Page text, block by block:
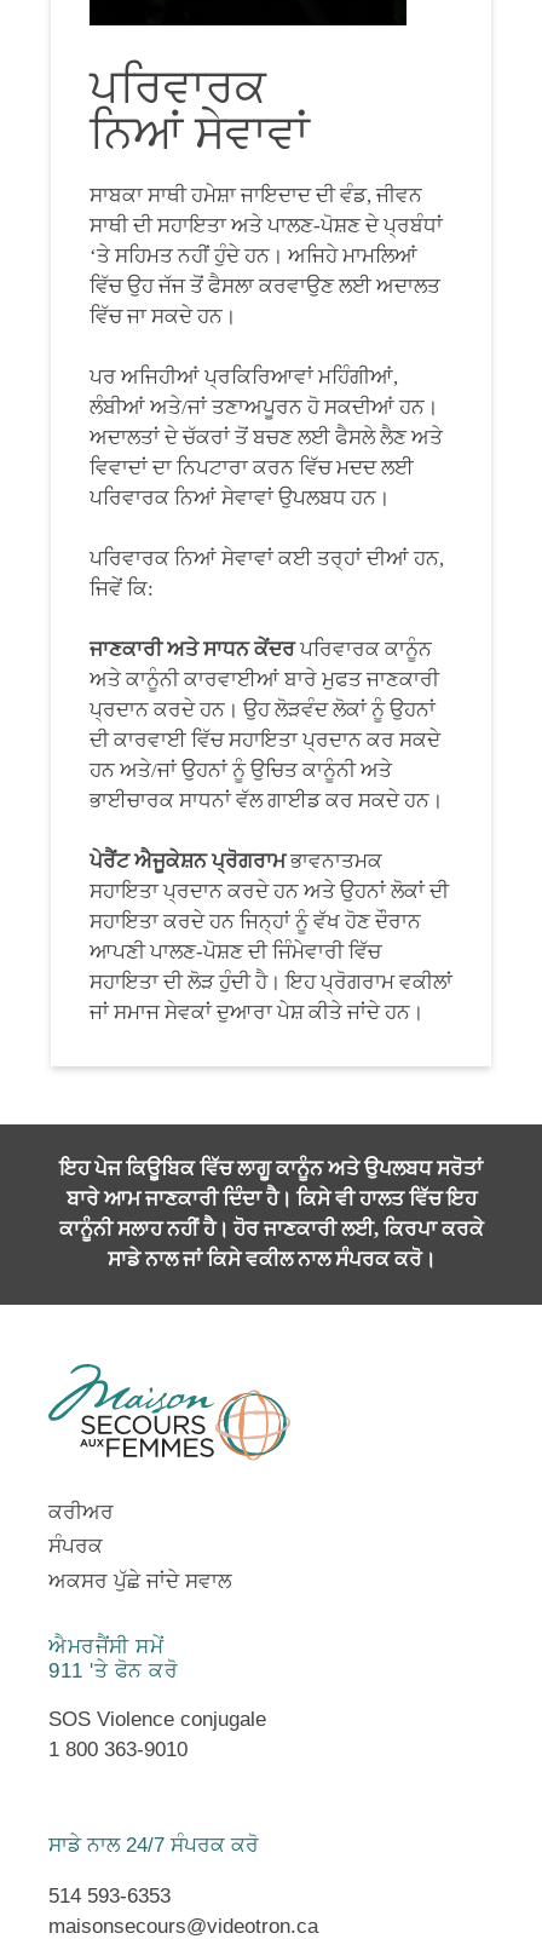
ਪਰਿਵਾਰਕ
ਨਿਆਂ ਸੇਵਾਵਾਂ
ਸਾਬਕਾ ਸਾਥੀ ਹਮੇਸ਼ਾ ਜਾਇਦਾਦ ਦੀ ਵੰਡ, ਜੀਵਨ
ਸਾਥੀ ਦੀ ਸਹਾਇਤਾ ਅਤੇ ਪਾਲਣ-ਪੋਸ਼ਣ ਦੇ ਪ੍ਰਬੰਧਾਂ
‘ਤੇ ਸਹਿਮਤ ਨਹੀਂ ਹੁੰਦੇ ਹਨ। ਅਜਿਹੇ ਮਾਮਲਿਆਂ
ਵਿੱਚ ਉਹ ਜੱਜ ਤੋਂ ਫੈਸਲਾ ਕਰਵਾਉਣ ਲਈ ਅਦਾਲਤ
ਵਿੱਚ ਜਾ ਸਕਦੇ ਹਨ।
ਪਰ ਅਜਿਹੀਆਂ ਪ੍ਰਕਿਰਿਆਵਾਂ ਮਹਿੰਗੀਆਂ,
ਲੰਬੀਆਂ ਅਤੇ/ਜਾਂ ਤਣਾਅਪੂਰਨ ਹੋ ਸਕਦੀਆਂ ਹਨ।
ਅਦਾਲਤਾਂ ਦੇ ਚੱਕਰਾਂ ਤੋਂ ਬਚਣ ਲਈ ਫੈਸਲੇ ਲੈਣ ਅਤੇ
ਵਿਵਾਦਾਂ ਦਾ ਨਿਪਟਾਰਾ ਕਰਨ ਵਿੱਚ ਮਦਦ ਲਈ
ਪਰਿਵਾਰਕ ਨਿਆਂ ਸੇਵਾਵਾਂ ਉਪਲਬਧ ਹਨ।
ਪਰਿਵਾਰਕ ਨਿਆਂ ਸੇਵਾਵਾਂ ਕਈ ਤਰ੍ਹਾਂ ਦੀਆਂ ਹਨ,
ਜਿਵੇਂ ਕਿ:
ਜਾਣਕਾਰੀ ਅਤੇ ਸਾਧਨ ਕੇਂਦਰਪਰਿਵਾਰਕ ਕਾਨੂੰਨ
ਅਤੇ ਕਾਨੂੰਨੀ ਕਾਰਵਾਈਆਂ ਬਾਰੇ ਮੁਫਤ ਜਾਣਕਾਰੀ
ਪ੍ਰਦਾਨ ਕਰਦੇ ਹਨ। ਉਹ ਲੋੜਵੰਦ ਲੋਕਾਂ ਨੂੰ ਉਹਨਾਂ
ਦੀ ਕਾਰਵਾਈ ਵਿੱਚ ਸਹਾਇਤਾ ਪ੍ਰਦਾਨ ਕਰ ਸਕਦੇ
ਹਨ ਅਤੇ/ਜਾਂ ਉਹਨਾਂ ਨੂੰ ਉਚਿਤ ਕਾਨੂੰਨੀ ਅਤੇ
ਭਾਈਚਾਰਕ ਸਾਧਨਾਂ ਵੱਲ ਗਾਈਡ ਕਰ ਸਕਦੇ ਹਨ।
ਪੇਰੈਂਟ ਐਜੂਕੇਸ਼ਨ ਪ੍ਰੋਗਰਾਮਭਾਵਨਾਤਮਕ
ਸਹਾਇਤਾ ਪ੍ਰਦਾਨ ਕਰਦੇ ਹਨ ਅਤੇ ਉਹਨਾਂ ਲੋਕਾਂ ਦੀ
ਸਹਾਇਤਾ ਕਰਦੇ ਹਨ ਜਿਨ੍ਹਾਂ ਨੂੰ ਵੱਖ ਹੋਣ ਦੌਰਾਨ
ਆਪਣੀ ਪਾਲਣ-ਪੋਸ਼ਣ ਦੀ ਜਿੰਮੇਵਾਰੀ ਵਿੱਚ
ਸਹਾਇਤਾ ਦੀ ਲੋੜ ਹੁੰਦੀ ਹੈ। ਇਹ ਪ੍ਰੋਗਰਾਮ ਵਕੀਲਾਂ
ਜਾਂ ਸਮਾਜ ਸੇਵਕਾਂ ਦੁਆਰਾ ਪੇਸ਼ ਕੀਤੇ ਜਾਂਦੇ ਹਨ।
ਇਹ ਪੇਜ ਕਿਊਬਿਕ ਵਿੱਚ ਲਾਗੂ ਕਾਨੂੰਨ ਅਤੇ ਉਪਲਬਧ ਸਰੋਤਾਂ
ਬਾਰੇ ਆਮ ਜਾਣਕਾਰੀ ਦਿੰਦਾ ਹੈ। ਕਿਸੇ ਵੀ ਹਾਲਤ ਵਿੱਚ ਇਹ
ਕਾਨੂੰਨੀ ਸਲਾਹ ਨਹੀਂ ਹੈ। ਹੋਰ ਜਾਣਕਾਰੀ ਲਈ, ਕਿਰਪਾ ਕਰਕੇ
ਸਾਡੇ ਨਾਲਜਾਂ ਕਿਸੇ ਵਕੀਲ ਨਾਲ ਸੰਪਰਕ ਕਰੋ।
ਕਰੀਅਰ
ਸੰਪਰਕ
ਅਕਸਰ ਪੁੱਛੇ ਜਾਂਦੇ ਸਵਾਲ
ਐਮਰਜੈਂਸੀ ਸਮੇਂ
911 'ਤੇ ਫੋਨ ਕਰੋ
SOS Violence conjugale
1 800 363-9010
ਸਾਡੇ ਨਾਲ 24/7 ਸੰਪਰਕ ਕਰੋ
514 593-6353
maisonsecours@videotron.ca